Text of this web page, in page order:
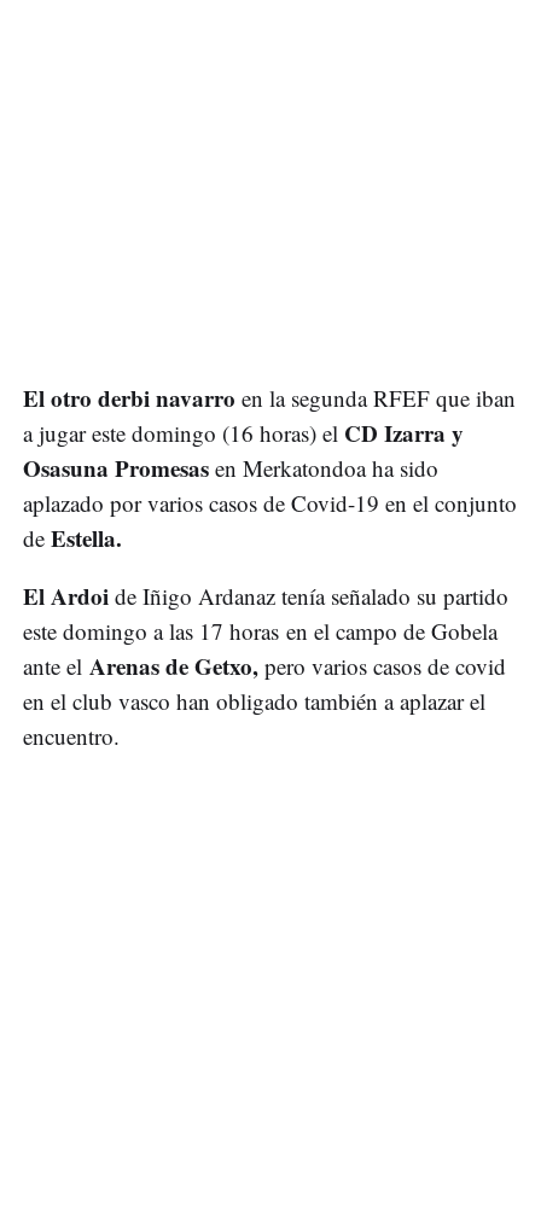
El otro derbi navarro en la segunda RFEF que iban
a jugar este domingo (16 horas) el CD Izarra y
Osasuna Promesas en Merkatondoa ha sido
aplazado por varios casos de Covid-19 en el conjunto
de Estella.
El Ardoi de Iñigo Ardanaz tenía señalado su partido
este domingo a las 17 horas en el campo de Gobela
ante el Arenas de Getxo, pero varios casos de covid
en el club vasco han obligado también a aplazar el
encuentro.